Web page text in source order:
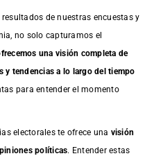
de nuestras encuestasy
no solo capturamos el
una visión completa de
y tendencias a lo largo del tiempo
para entender el momento
electorales te ofrece una visión
políticas. Entender estas